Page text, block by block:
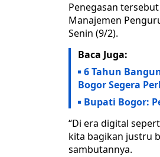
Penegasan
Manajemen
Senin (9/2).
Baca Juga:
6 Tahun
Bogor Segera
Bupati Bogor:
“Di era digital
kita bagikan justru
sambutannya.